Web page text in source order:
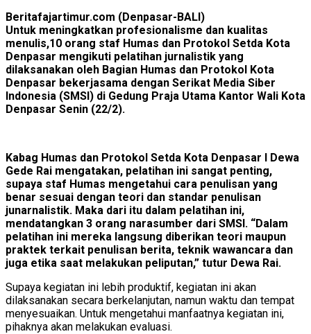
Beritafajartimur.com (Denpasar-BALI)
Untuk meningkatkan profesionalisme dan kualitas
menulis,10 orang staf Humas dan Protokol Setda Kota
Denpasar mengikuti pelatihan jurnalistik yang
dilaksanakan oleh Bagian Humas dan Protokol Kota
Denpasar bekerjasama dengan Serikat Media Siber
Indonesia (SMSI) di Gedung Praja Utama Kantor Wali Kota
Denpasar Senin (22/2).
Kabag Humas dan Protokol Setda Kota Denpasar I Dewa
Gede Rai mengatakan, pelatihan ini sangat penting,
supaya staf Humas mengetahui cara penulisan yang
benar sesuai dengan teori dan standar penulisan
junarnalistik. Maka dari itu dalam pelatihan ini,
mendatangkan 3 orang narasumber dari SMSI. “Dalam
pelatihan ini mereka langsung diberikan teori maupun
praktek terkait penulisan berita, teknik wawancara dan
juga etika saat melakukan peliputan,” tutur Dewa Rai.
Supaya kegiatan ini lebih produktif, kegiatan ini akan
dilaksanakan secara berkelanjutan, namun waktu dan tempat
menyesuaikan. Untuk mengetahui manfaatnya kegiatan ini,
pihaknya akan melakukan evaluasi.